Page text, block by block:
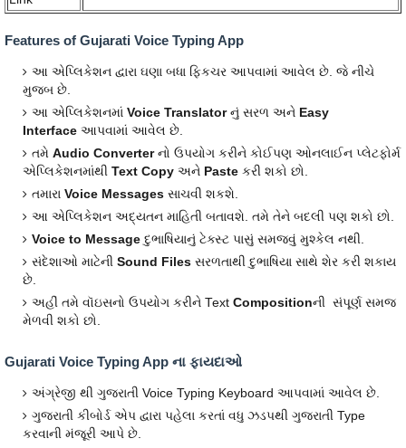
Features of Gujarati Voice Typing App
આ એપ્લિકેશન દ્વારા ઘણા બધા ફિકચર આપવામાં આવેલ છે. જે નીચે
મુજબ છે.
આ એપ્લિકેશનમાં Voice Translatorનું સરળ અને Easy
Interface આપવામાં આવેલ છે.
તમે Audio Converterનો ઉપયોગ કરીને કોઈપણ ઓનલાઈન પ્લેટફોર્મ
એપ્લિકેશનમાંથી Text Copy અને Paste કરી શકો છો.
તમારા Voice Messages સાચવી શકશે.
આ એપ્લિકેશન અદ્યતન માહિતી બતાવશે. તમે તેને બદલી પણ શકો છો.
Voice to Message દુભાષિયાનું ટેક્સ્ટ પાસું સમજવું મુશ્કેલ નથી.
સંદેશાઓ માટેની Sound Files સરળતાથી દુભાષિયા સાથે શેર કરી શકાય
છે.
અહીં તમે વૉઇસનો ઉપયોગ કરીને Text Compositionની સંપૂર્ણ સમજ
મેળવી શકો છો.
Gujarati Voice Typing App ના ફાયદાઓ
અંગ્રેજી થી ગુજરાતી Voice Typing Keyboard આપવામાં આવેલ છે.
ગુજરાતી કીબોર્ડ એપ દ્વારા પહેલા કરતાં વધુ ઝડપથી ગુજરાતી Type
કરવાની મંજૂરી આપે છે.